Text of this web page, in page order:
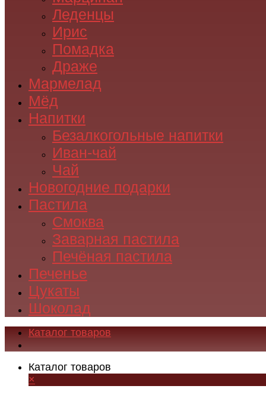
Леденцы
Ирис
Помадка
Драже
Мармелад
Мёд
Напитки
Безалкогольные напитки
Иван-чай
Чай
Новогодние подарки
Пастила
Смоква
Заварная пастила
Печёная пастила
Печенье
Цукаты
Шоколад
Каталог товаров
Каталог товаров
×